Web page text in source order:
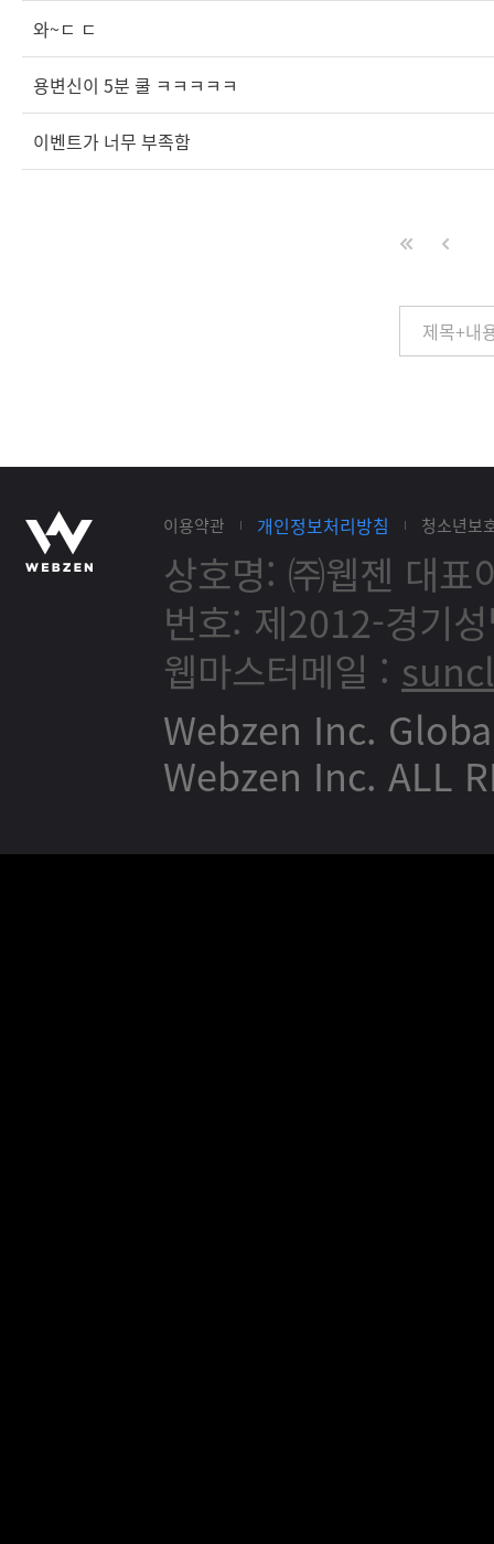
와~ㄷ ㄷ
용변신이 5분 쿨 ㅋㅋㅋㅋㅋ
이벤트가 너무 부족함
이용약관 개인정보처리방침 청소년보
상호명: ㈜웹젠 대표
번호: 제2012-경기
웹마스터메일 :
Webzen Inc.
Webzen Inc. ALL